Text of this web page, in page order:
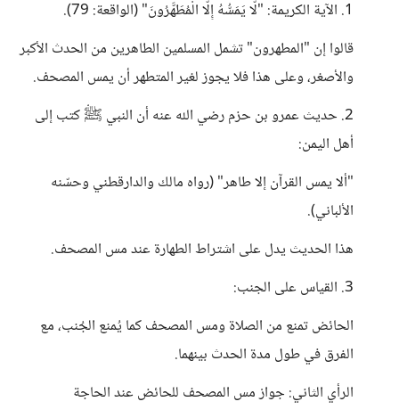
1. الآية الكريمة: "لَّا يَمَسُّهُ إِلَّا الْمُطَهَّرُونَ" (الواقعة: 79).
قالوا إن "المطهرون" تشمل المسلمين الطاهرين من الحدث الأكبر
والأصغر، وعلى هذا فلا يجوز لغير المتطهر أن يمس المصحف.
2. حديث عمرو بن حزم رضي الله عنه أن النبي ﷺ كتب إلى
أهل اليمن:
"ألا يمس القرآن إلا طاهر" (رواه مالك والدارقطني وحسّنه
الألباني).
هذا الحديث يدل على اشتراط الطهارة عند مس المصحف.
3. القياس على الجنب:
الحائض تمنع من الصلاة ومس المصحف كما يُمنع الجُنب، مع
الفرق في طول مدة الحدث بينهما.
الرأي الثاني: جواز مس المصحف للحائض عند الحاجة